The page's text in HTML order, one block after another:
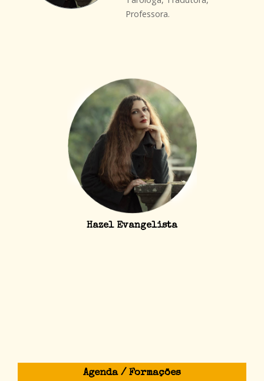
Professora.
Hazel Evangelista
Agenda / Formações